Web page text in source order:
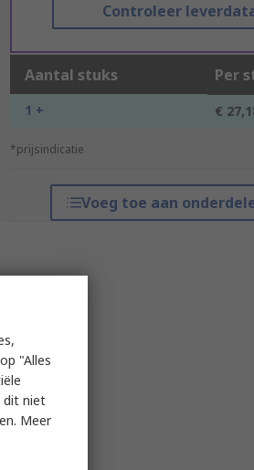
Controleer
Aantal stuks Per
1 + €
*prijsindicatie
Voeg toe aan
"Alles
dit niet
Meer